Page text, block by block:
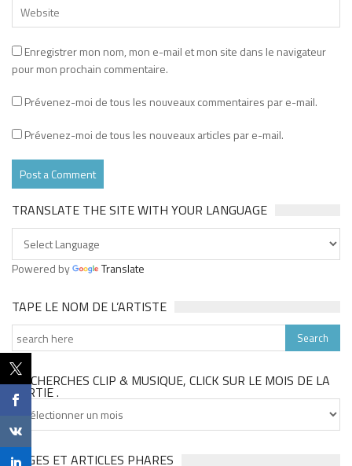
Enregistrer mon nom, mon e-mail et mon site dans le navigateur
pour mon prochain commentaire.
Prévenez-moi de tous les nouveaux commentaires par e-mail.
Prévenez-moi de tous les nouveaux articles par e-mail.
TRANSLATE THE SITE WITH YOUR LANGUAGE
Powered by Translate
TAPE LE NOM DE L’ARTISTE
TU CHERCHES CLIP & MUSIQUE, CLICK SUR LE MOIS DE LA
SORTIE .
Tu
cherches
clip
&
PAGES ET ARTICLES PHARES